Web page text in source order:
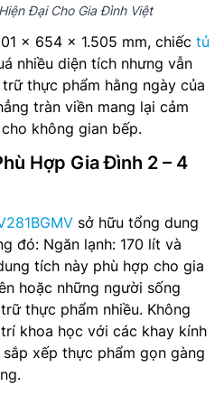
Đại Cho Gia Đình Việt
x 654 x 1.505 mm, chiếc tủ
nhiều diện tích nhưng vẫn
thực phẩm hằng ngày của
tràn viền mang lại cảm
không gian bếp.
Hợp Gia Đình 2 – 4
sở hữu tổng dung
đó: Ngăn lạnh: 170 lít và
tích này phù hợp cho gia
hoặc những người sống
thực phẩm nhiều. Không
khoa học với các khay kính
xếp thực phẩm gọn gàng